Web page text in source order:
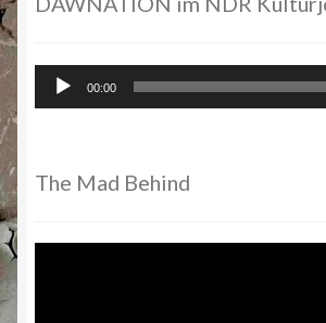
Audio-
Player
00:00
The Mad Behind